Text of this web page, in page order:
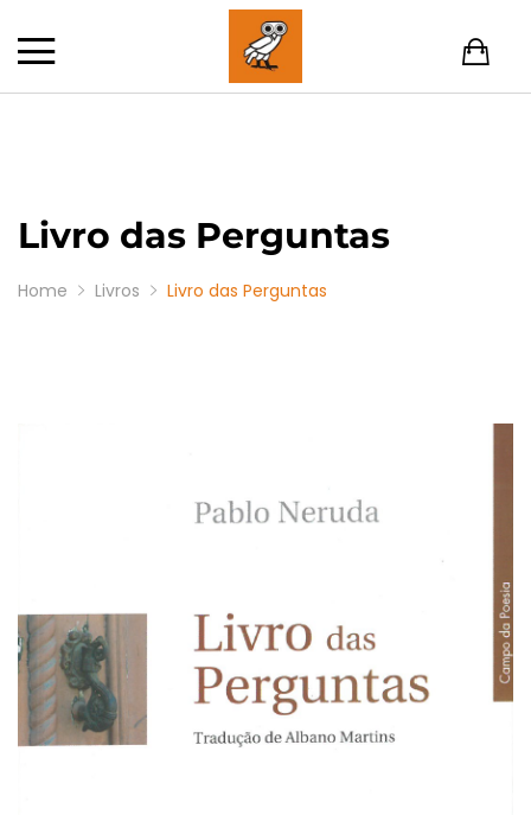
Livro das Perguntas
Home Livros Livro das Perguntas